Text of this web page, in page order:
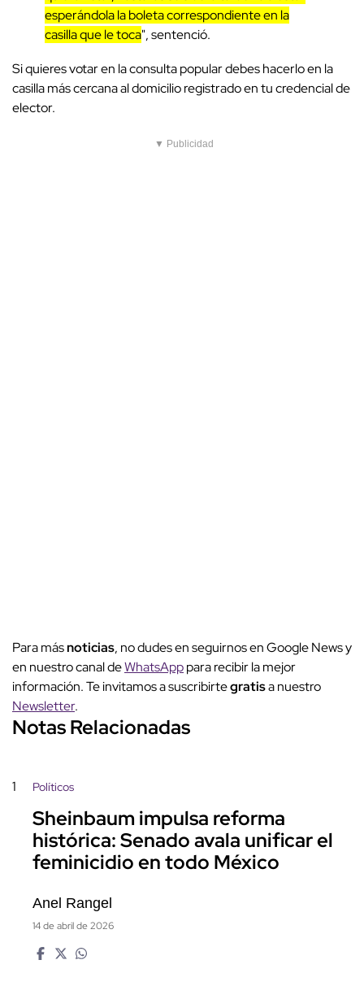
esperándola la boleta correspondiente en la
casilla que le toca", sentenció.
Si quieres votar en la consulta popular debes hacerlo en la
casilla más cercana al domicilio registrado en tu credencial de
elector.
▼ Publicidad
Para másnoticias, no dudes en seguirnos en Google News y
en nuestro canal deWhatsApppara recibir la mejor
información. Te invitamos a suscribirtegratisa nuestro
Newsletter.
Notas Relacionadas
1 Políticos
Sheinbaum impulsa reforma
histórica: Senado avala unificar el
feminicidio en todo México
Anel Rangel
14 de abril de 2026